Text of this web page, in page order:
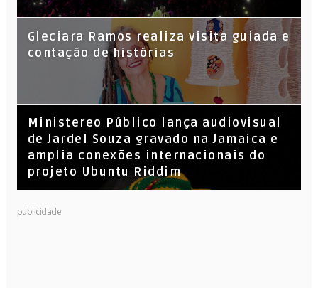
KL Jay (Racionais MC’s), DJ Raíz e DJ
Leandro Vitrola na BIGSHAKE 14
Gleciara Ramos realiza visita guiada e
contação de histórias
​Ministereo Público lança audiovisual
de Jardel Souza gravado na Jamaica e
amplia conexões internacionais do
projeto Ubuntu Riddim
publicidade